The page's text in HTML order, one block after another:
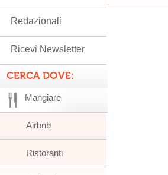
Redazionali
Ricevi Newsletter
CERCA DOVE:
Mangiare
Airbnb
Ristoranti